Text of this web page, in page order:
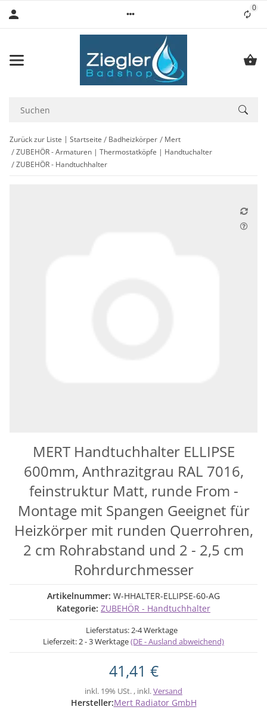
0
Zurück zur Liste Startseite Badheizkörper
Mert
ZUBEHÖR - Armaturen | Thermostatköpfe | Handtuchalter
ZUBEHÖR - Handtuchhalter
MERT Handtuchhalter ELLIPSE
600mm, Anthrazitgrau RAL 7016,
feinstruktur Matt, runde From -
Montage mit Spangen Geeignet für
Heizkörper mit runden Querrohren,
2 cm Rohrabstand und 2 - 2,5 cm
Rohrdurchmesser
Artikelnummer: W-HHALTER-ELLIPSE-60-AG
Kategorie: ZUBEHÖR - Handtuchhalter
Lieferstatus: 2-4 Werktage
Lieferzeit:2 - 3 Werktage(DE - Ausland abweichend)
41,41 €
inkl. 19% USt. , inkl.Versand
Hersteller:Mert Radiator GmbH